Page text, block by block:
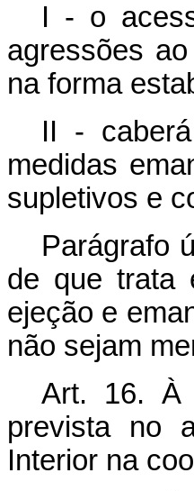
I - o
agressões
na forma
II -
medidas
supletivos e
Parágrafo
de que trata
ejeção e
não sejam
Art. 16. À
prevista no
Interior na